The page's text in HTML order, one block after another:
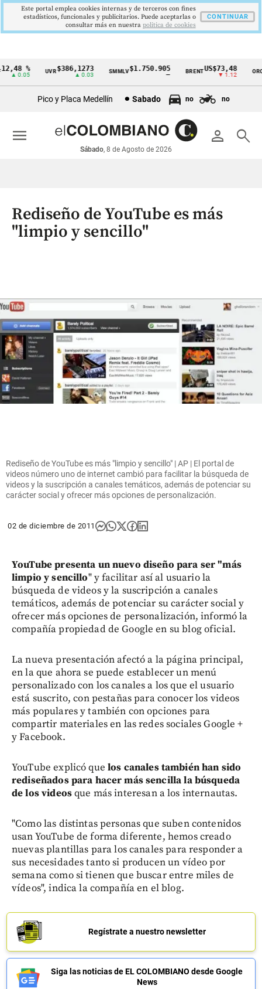
Cintillo
económicos
Colombia
%
▲ 0.05
UVR$386,1273
▲ 0.03
SMMLV$1.750.905 BRENTUS$73,48
▼ 1.12
ORO
Pico y Placa Medellín Sabado no no
person search
Sábado, 8 de Agosto de 2026
menu
Rediseño de YouTube es más
"limpio y sencillo"
Rediseño de YouTube es más "limpio y sencillo" | AP | El portal de
videos número uno de internet cambió para facilitar la búsqueda de
videos y la suscripción a canales temáticos, además de potenciar su
carácter social y ofrecer más opciones de personalización.
02 de diciembre de 2011
YouTube presenta un nuevo diseño para ser "más
limpio y sencillo" y facilitar así al usuario la
búsqueda de videos y la suscripción a canales
temáticos, además de potenciar su carácter social y
ofrecer más opciones de personalización, informó la
compañía propiedad de Google en su blog oficial.
La nueva presentación afectó a la página principal,
en la que ahora se puede establecer un menú
personalizado con los canales a los que el usuario
está suscrito, con pestañas para conocer los videos
más populares y también con opciones para
compartir materiales en las redes sociales Google +
y Facebook.
YouTube explicó que los canales también han sido
rediseñados para hacer más sencilla la búsqueda
de los videosque más interesan a los internautas.
"Como las distintas personas que suben contenidos
usan YouTube de forma diferente, hemos creado
nuevas plantillas para los canales para responder a
sus necesidades tanto si producen un vídeo por
semana como si tienen que buscar entre miles de
vídeos", indica la compañía en el blog.
Regístrate a nuestro newsletter
Siga las noticias de EL COLOMBIANO desde Google
News
Este portal emplea cookies internas y de terceros con fines
estadísticos, funcionales y publicitarios. Puede aceptarlas o
consultar más en nuestra politica de cookies
CONTINUAR